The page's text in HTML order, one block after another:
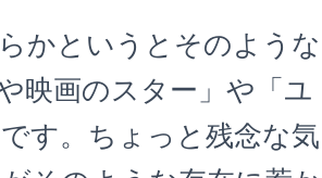
かというとそのような
映画のスター」や「ユ
す。ちょっと残念な気